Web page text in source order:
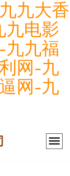
九大香
九电影
九九福
网-九
网-九